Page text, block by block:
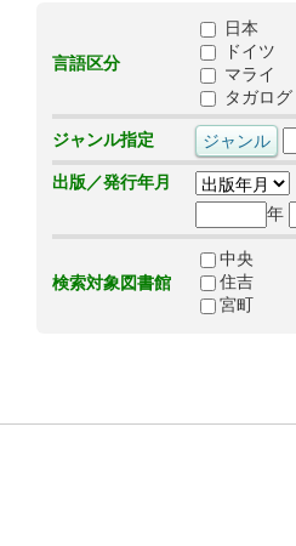
言語区分
日本
ドイツ
マライ
タガログ
ジャンル指定
出版／発行年月
年
検索対象図書館
中央
住吉
宮町